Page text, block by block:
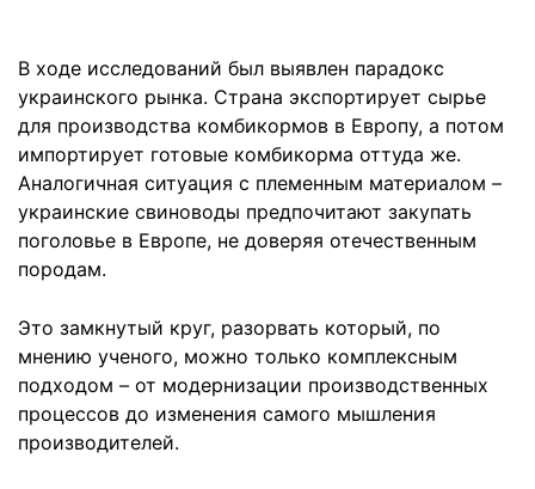
В ходе исследований был выявлен парадокс
украинского рынка. Страна экспортирует сырье
для производства комбикормов в Европу, а потом
импортирует готовые комбикорма оттуда же.
Аналогичная ситуация с племенным материалом –
украинские свиноводы предпочитают закупать
поголовье в Европе, не доверяя отечественным
породам.
Это замкнутый круг, разорвать который, по
мнению ученого, можно только комплексным
подходом – от модернизации производственных
процессов до изменения самого мышления
производителей.